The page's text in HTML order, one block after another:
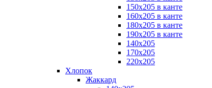
150х205 в канте
160х205 в канте
180х205 в канте
190х205 в канте
140х205
170х205
220х205
Хлопок
Жаккард